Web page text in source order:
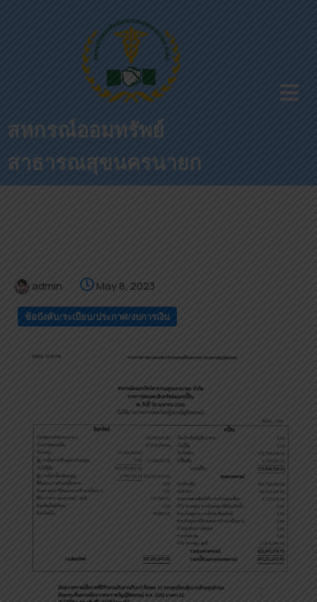
สหกรณ์ออมทรัพย์
สาธารณสุขนครนายก
admin May 8, 2023
ข้อบังคับ/ระเบียบ/ประกาศ/งบการเงิน